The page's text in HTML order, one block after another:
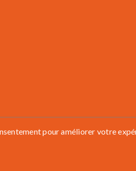
pour améliorer votre